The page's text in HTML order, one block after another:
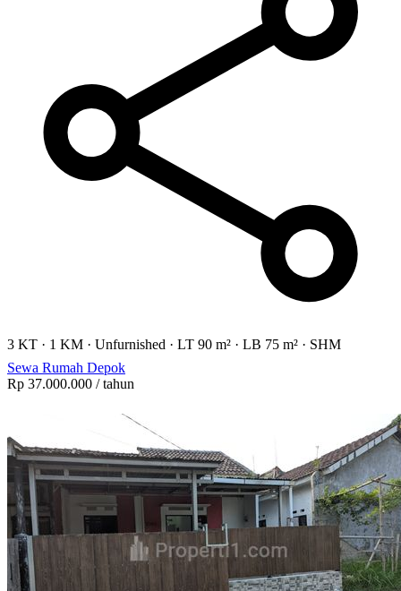
3 KT · 1 KM · Unfurnished · LT 90 m² · LB 75 m² · SHM
Sewa Rumah Depok
Rp 37.000.000 / tahun